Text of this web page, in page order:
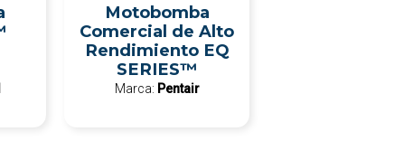
Motobomba
Comercial de Alto
Rendimiento EQ
SERIES™
Marca: Pentair